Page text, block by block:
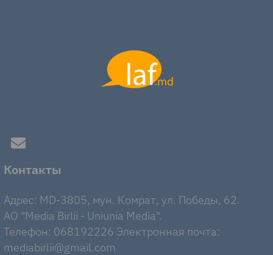
Контакты
Адрес: MD-3805, мун. Комрат, ул. Победы, 62.
AO "Media Birlii - Uniunia Media".
Телефон: 068192226 Электронная почта:
mediabirlii@gmail.com